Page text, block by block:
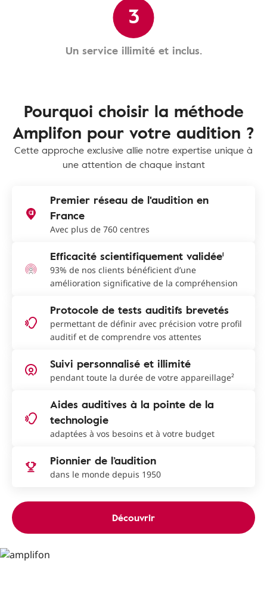
3
Un service illimité et inclus.
Pourquoi choisir la méthode
Amplifon pour votre audition ?
Cette approche exclusive allie notre expertise unique à
une attention de chaque instant
Premier réseau de l'audition en
France
Avec plus de 760 centres
Efficacité scientifiquement validée¹
93% de nos clients bénéficient d’une
amélioration significative de la compréhension
Protocole de tests auditifs brevetés
permettant de définir avec précision votre profil
auditif et de comprendre vos attentes
Suivi personnalisé et illimité
pendant toute la durée de votre appareillage²
Aides auditives à la pointe de la
technologie
adaptées à vos besoins et à votre budget
Pionnier de l’audition
dans le monde depuis 1950
Découvrir